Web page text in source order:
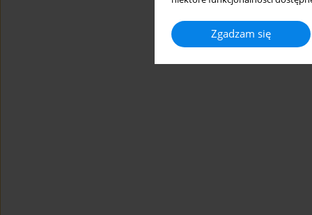
Zgadzam się